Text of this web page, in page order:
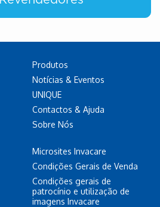
Produtos
Notícias & Eventos
UNIQUE
Contactos & Ajuda
Sobre Nós
Microsites Invacare
Condições Gerais de Venda
Condições gerais de
patrocínio e utilização de
imagens Invacare